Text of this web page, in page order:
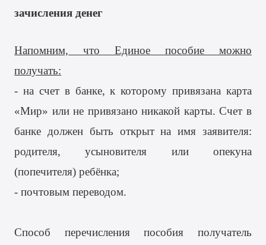
зачисления денег
Напомним, что Единое пособие можно
получать:
- на счет в банке, к которому привязана карта
«Мир» или не привязано никакой карты. Счет в
банке должен быть открыт на имя заявителя:
родителя, усыновителя или опекуна
(попечителя) ребёнка;
- почтовым переводом.
Способ перечисления пособия получатель